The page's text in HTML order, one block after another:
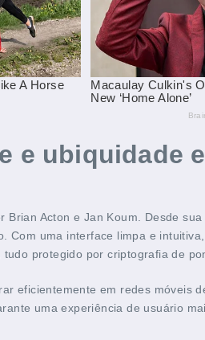
e ubiquidade
Acton e Jan Koum. Desde
uma interface limpa e
protegido por criptografia de
eficientemente em redes móveis
uma experiência de usuário